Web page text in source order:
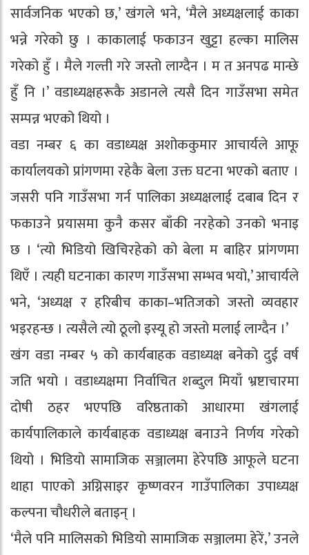
सार्वजनिक भएको छ,’ खंगले भने, ‘मैले अध्यक्षलाई काका
भन्ने गरेको छु । काकालाई फकाउन खुट्टा हल्का मालिस
गरेको हुँ । मैले गल्ती गरे जस्तो लाग्दैन । म त अनपढ मान्छे
हुँ नि ।’ वडाध्यक्षहरूकै अडानले त्यसै दिन गाउँसभा समेत
सम्पन्न भएको थियो ।
वडा नम्बर ६ का वडाध्यक्ष अशोककुमार आचार्यले आफू
कार्यालयको प्रांगणमा रहेकै बेला उक्त घटना भएको बताए ।
जसरी पनि गाउँसभा गर्न पालिका अध्यक्षलाई दबाब दिन र
फकाउने प्रयासमा कुनै कसर बाँकी नरहेको उनको भनाइ
छ । ‘त्यो भिडियो खिचिरहेको को बेला म बाहिर प्रांगणमा
थिएँ । त्यही घटनाका कारण गाउँसभा सम्भव भयो,’ आचार्यले
भने, ‘अध्यक्ष र हरिबीच काका–भतिजको जस्तो व्यवहार
भइरहन्छ । त्यसैले त्यो ठूलो इस्यू हो जस्तो मलाई लाग्दैन ।’
खंग वडा नम्बर ५ को कार्यबाहक वडाध्यक्ष बनेको दुई वर्ष
जति भयो । वडाध्यक्षमा निर्वाचित शब्दुल मियाँ भ्रष्टाचारमा
दोषी ठहर भएपछि वरिष्ठताको आधारमा खंगलाई
कार्यपालिकाले कार्यबाहक वडाध्यक्ष बनाउने निर्णय गरेको
थियो । भिडियो सामाजिक सञ्जालमा हेरेपछि आफूले घटना
थाहा पाएको अग्निसाइर कृष्णवरन गाउँपालिका उपाध्यक्ष
कल्पना चौधरीले बताइन् ।
‘मैले पनि मालिसको भिडियो सामाजिक सञ्जालमा हेरें,’ उनले